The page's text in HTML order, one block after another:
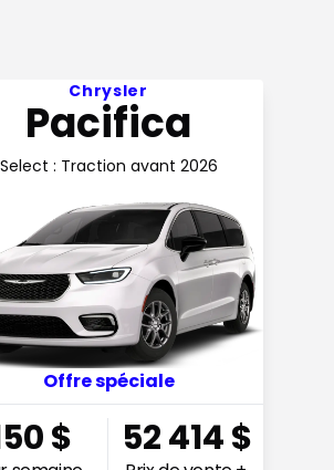
150$ par semaine
Chrysler
Pacifica
Select : Traction avant 2026
Offre spéciale
$ 52 414$